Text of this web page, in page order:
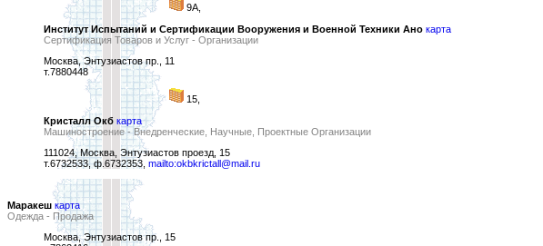
9А,
Институт Испытаний и Сертификации Вооружения и Военной Техники Ано карта
Сертификация Товаров и Услуг - Организации
Москва, Энтузиастов пр., 11
т.7880448
15,
Кристалл Окб карта
Машиностроение - Внедренческие, Научные, Проектные Организации
111024, Москва, Энтузиастов проезд, 15
т.6732533, ф.6732353, mailto:okbkrictall@mail.ru
Маракеш карта
Одежда - Продажа
Москва, Энтузиастов пр., 15